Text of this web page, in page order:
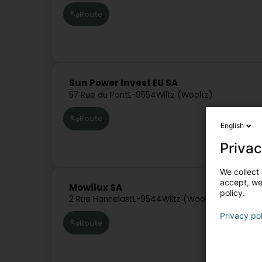
Route
Sun Power Invest EU SA
57 Rue du PontL-9554Wiltz (Wooltz)
Route
Mowilux SA
2 Rue HannelastL-9544Wiltz (Wooltz)
Route
English
We
accept,
policy.
Privacy